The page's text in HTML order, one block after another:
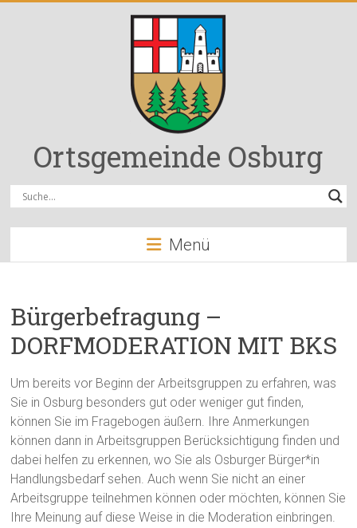
Ortsgemeinde Osburg
Menü
Bürgerbefragung –
DORFMODERATION MIT BKS
Um bereits vor Beginn der Arbeitsgruppen zu erfahren, was
Sie in Osburg besonders gut oder weniger gut finden,
können Sie im Fragebogen äußern. Ihre Anmerkungen
können dann in Arbeitsgruppen Berücksichtigung finden und
dabei helfen zu erkennen, wo Sie als Osburger Bürger*in
Handlungsbedarf sehen. Auch wenn Sie nicht an einer
Arbeitsgruppe teilnehmen können oder möchten, können Sie
Ihre Meinung auf diese Weise in die Moderation einbringen.